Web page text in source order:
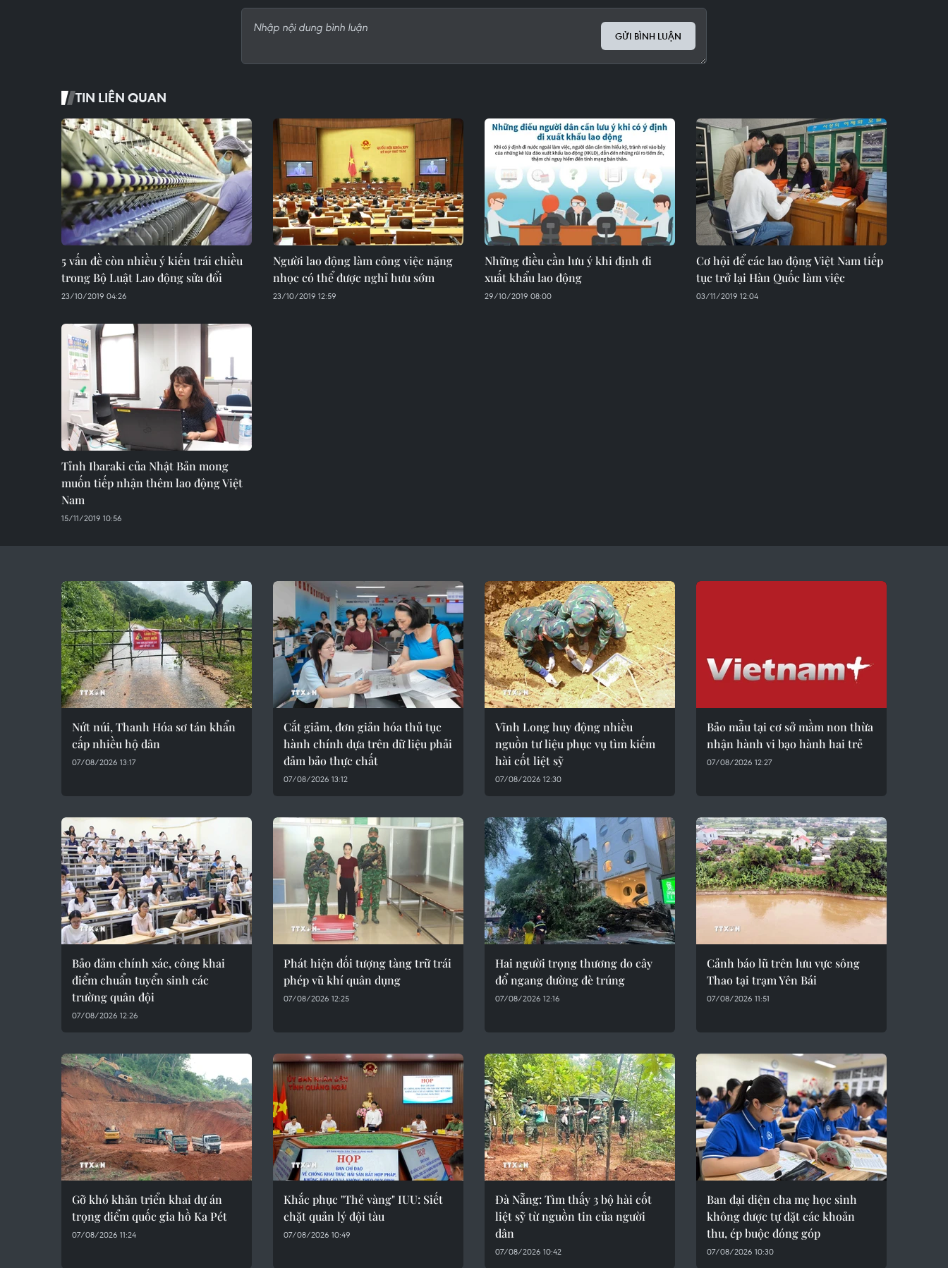
GỬI BÌNH LUẬN
TIN LIÊN QUAN
5 vấn đề còn nhiều ý kiến trái chiều
trong Bộ Luật Lao động sửa đổi
23/10/2019 04:26
Người lao động làm công việc nặng
nhọc có thể được nghỉ hưu sớm​
23/10/2019 12:59
Những điều cần lưu ý khi định đi
xuất khẩu lao động
29/10/2019 08:00
Cơ hội để các lao động Việt Nam tiếp
tục trở lại Hàn Quốc làm việc
03/11/2019 12:04
Tỉnh Ibaraki của Nhật Bản mong
muốn tiếp nhận thêm lao động Việt
Nam
15/11/2019 10:56
Nứt núi, Thanh Hóa sơ tán khẩn
cấp nhiều hộ dân
07/08/2026 13:17
Cắt giảm, đơn giản hóa thủ tục
hành chính dựa trên dữ liệu phải
đảm bảo thực chất
07/08/2026 13:12
Vĩnh Long huy động nhiều
nguồn tư liệu phục vụ tìm kiếm
hài cốt liệt sỹ
07/08/2026 12:30
Bảo mẫu tại cơ sở mầm non thừa
nhận hành vi bạo hành hai trẻ
07/08/2026 12:27
Bảo đảm chính xác, công khai
điểm chuẩn tuyển sinh các
trường quân đội
07/08/2026 12:26
Phát hiện đối tượng tàng trữ trái
phép vũ khí quân dụng
07/08/2026 12:25
Hai người trọng thương do cây
đổ ngang đường đè trúng
07/08/2026 12:16
Cảnh báo lũ trên lưu vực sông
Thao tại trạm Yên Bái
07/08/2026 11:51
Gỡ khó khăn triển khai dự án
trọng điểm quốc gia hồ Ka Pét
07/08/2026 11:24
Khắc phục "Thẻ vàng" IUU: Siết
chặt quản lý đội tàu
07/08/2026 10:49
Đà Nẵng: Tìm thấy 3 bộ hài cốt
liệt sỹ từ nguồn tin của người
dân
07/08/2026 10:42
Ban đại diện cha mẹ học sinh
không được tự đặt các khoản
thu, ép buộc đóng góp
07/08/2026 10:30